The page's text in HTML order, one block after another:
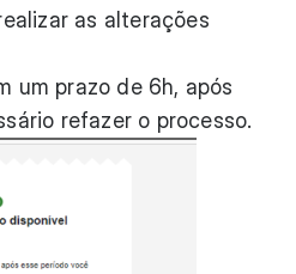
as alterações
um prazo de 6h, após
refazer o processo.